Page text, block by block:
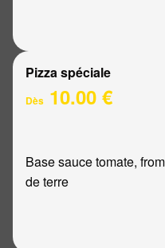
Pizza spéciale
Dès 10.00 €
Base sauce tomate,
de terre